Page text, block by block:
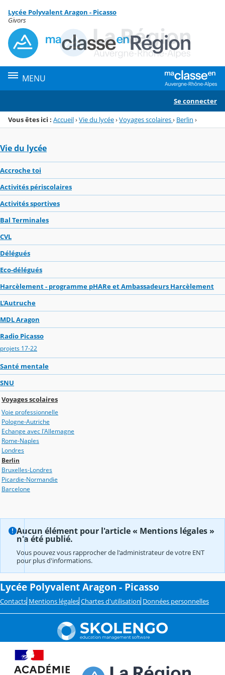
Menu de la rubrique
Contenu
Lycée Polyvalent Aragon - Picasso
Givors
MENU
Se connecter
Vous êtes ici : Accueil›Vie du lycée›Voyages scolaires› Berlin ›
Vie du lycée
Accroche toi
Activités périscolaires
Activités sportives
Bal Terminales
CVL
Délégués
Eco-délégués
Harcèlement - programme pHARe et Ambassadeurs Harcèlement
L'Autruche
MDL Aragon
Radio Picasso
projets 17-22
Santé mentale
SNU
Voyages scolaires
Voie professionnelle
Pologne-Autriche
Echange avec l'Allemagne
Rome-Naples
Londres
Berlin
Bruxelles-Londres
Picardie-Normandie
Barcelone
Aucun élément pour l'article « Mentions légales »
n'a été publié.
Vous pouvez vous rapprocher de l'administrateur de votre ENT
pour plus d'informations.
Lycée Polyvalent Aragon - Picasso
Contacts Mentions légales Chartes d'utilisation Données personnelles